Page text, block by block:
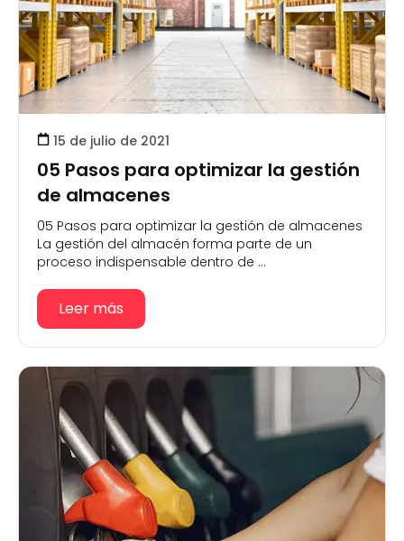
15 de julio de 2021
05 Pasos para optimizar la gestión
de almacenes
05 Pasos para optimizar la gestión de almacenes
La gestión del almacén forma parte de un
proceso indispensable dentro de ...
Leer más